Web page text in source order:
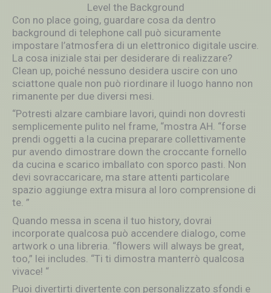
Level the Background
Con no place going, guardare cosa da dentro
background di telephone call può sicuramente
impostare l’atmosfera di un elettronico digitale uscire.
La cosa iniziale stai per desiderare di realizzare?
Clean up, poiché nessuno desidera uscire con uno
sciattone quale non può riordinare il luogo hanno non
rimanente per due diversi mesi.
“Potresti alzare cambiare lavori, quindi non dovresti
semplicemente pulito nel frame, “mostra AH. “forse
prendi oggetti a la cucina preparare collettivamente
pur avendo dimostrare down the croccante fornello
da cucina e scarico imballato con sporco pasti. Non
devi sovraccaricare, ma stare attenti particolare
spazio aggiunge extra misura al loro comprensione di
te. ”
Quando messa in scena il tuo history, dovrai
incorporate qualcosa può accendere dialogo, come
artwork o una libreria. “flowers will always be great,
too,” lei includes. “Ti ti dimostra manterrò qualcosa
vivace! “
Puoi divertirti divertente con personalizzato sfondi e